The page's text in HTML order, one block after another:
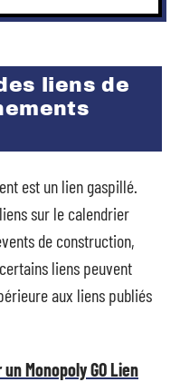
liens de
est un lien gaspillé.
sur le calendrier
de construction,
liens peuvent
aux liens publiés
Monopoly GO Lien